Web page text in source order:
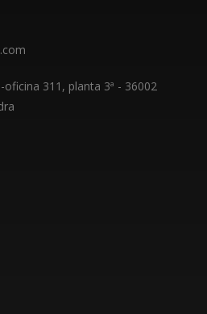
oficina 311, planta 3ª - 36002